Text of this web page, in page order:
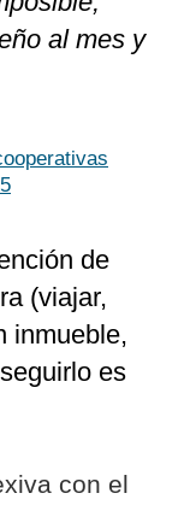
al mes y
de
(viajar,
inmueble,
es
con el